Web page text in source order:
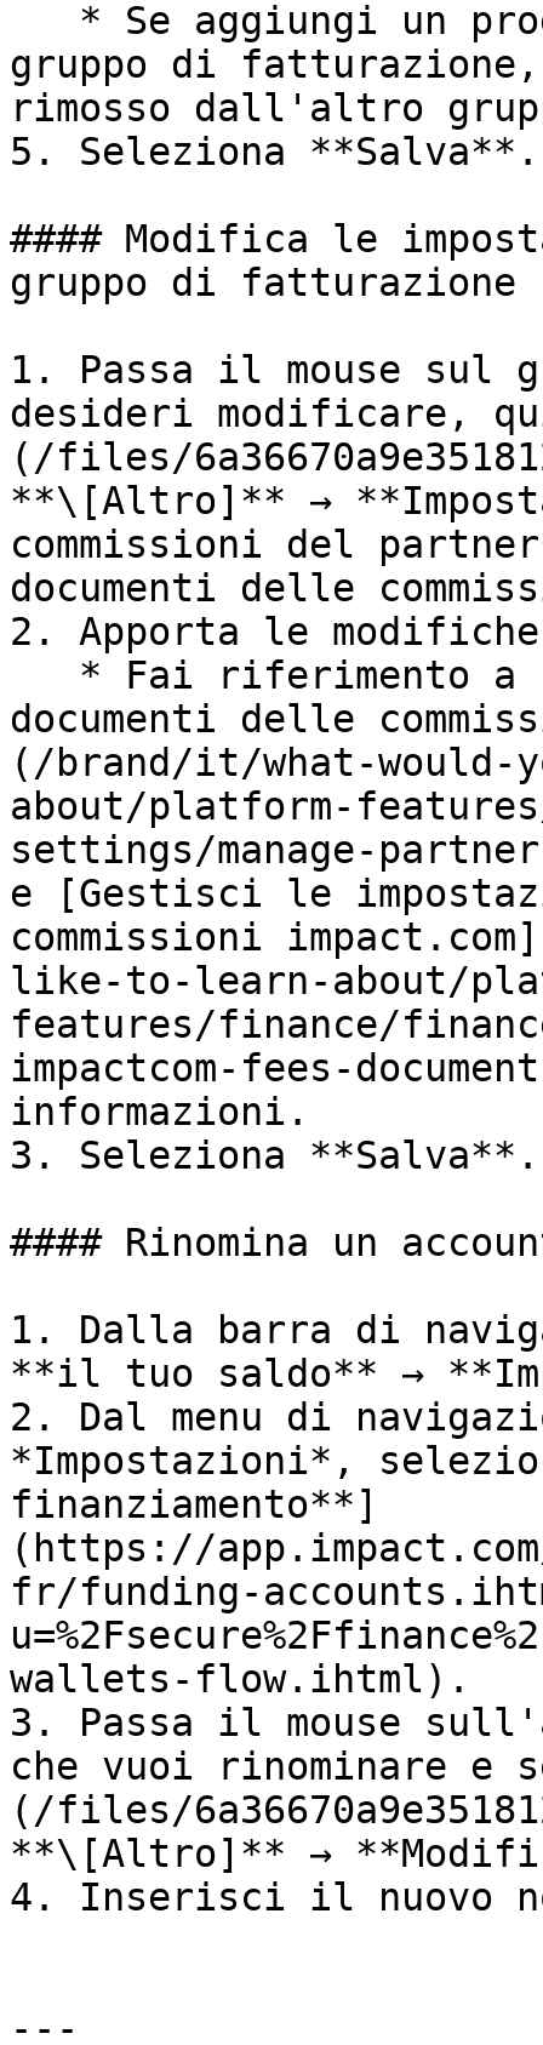
gruppo di fatturazione,
rimosso dall'altro
5. Seleziona **Salva**.
#### Modifica le
gruppo di fatturazione
1. Passa il mouse sul
desideri modificare,
(/files/
**\[Altro]** →
commissioni del
documenti delle
2. Apporta le
documenti delle
(/brand/it/what-
about/platform-
settings/manage-
e [Gestisci le
commissioni
like-to-learn-about/
features/finance/
impactcom-fees-
informazioni.
3. Seleziona **Salva**.
#### Rinomina un
1. Dalla barra di
**il tuo saldo** →
2. Dal menu di
*Impostazioni*,
finanziamento**]
(https://
fr/funding-
wallets-flow.ihtml).
3. Passa il mouse
che vuoi rinominare e
(/files/
**\[Altro]** →
4. Inserisci il nuovo
---